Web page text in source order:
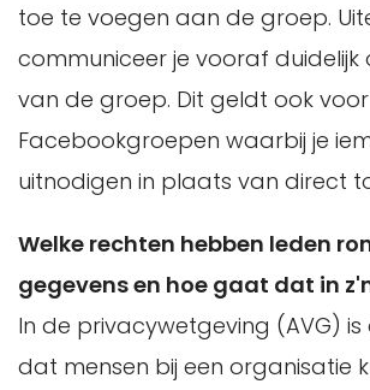
toe te voegen aan de groep.
communiceer je vooraf duidelijk
van de groep. Dit geldt ook voor
Facebookgroepen waarbij je
uitnodigen in plaats van direct
Welke rechten hebben leden
gegevens en hoe gaat dat in
In de privacywetgeving (AVG)
dat mensen bij een organisatie